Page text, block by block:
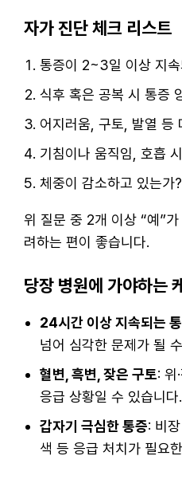
자가 진단 체크 리스트
통증이 2~3일 이상 지속
식후 혹은 공복 시 통증
어지러움, 구토, 발열 등
기침이나 움직임, 호흡
체중이 감소하고 있는가?
위 질문 중 2개 이상 “예”
려하는 편이 좋습니다.
당장 병원에 가야하는
24시간 이상 지속되는
넘어 심각한 문제가 될
혈변, 흑변, 잦은 구토: 위
응급 상황일 수 있습니다.
갑자기 극심한 통증: 비
색 등 응급 처치가 필요